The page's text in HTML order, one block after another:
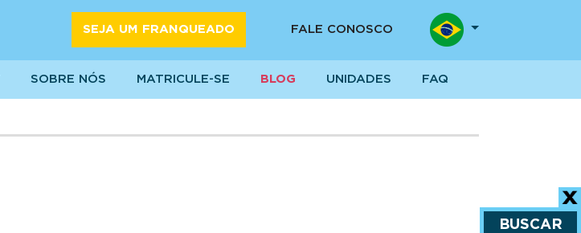
SEJA UM FRANQUEADO FALE CONOSCO
SOBRE NÓS MATRICULE-SE BLOG UNIDADES FAQ
BUSCAR